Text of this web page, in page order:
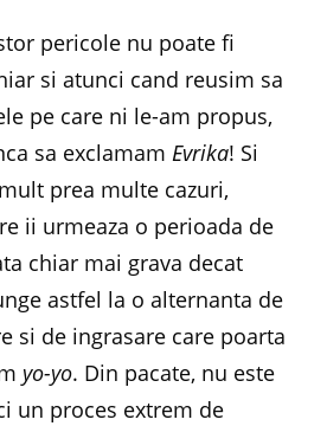
pericole nu poate fi
si atunci cand reusim sa
pe care ni le-am propus,
sa exclamam Evrika! Si
prea multe cazuri,
ii urmeaza o perioada de
chiar mai grava decat
astfel la o alternanta de
si de ingrasare care poarta
yo-yo. Din pacate, nu este
un proces extrem de